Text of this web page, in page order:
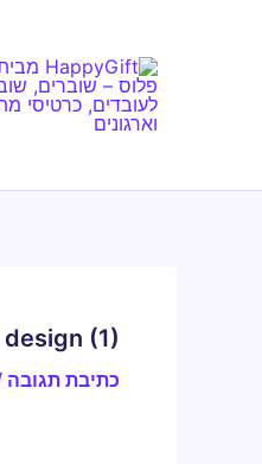
(1)
כתיבת תגובה